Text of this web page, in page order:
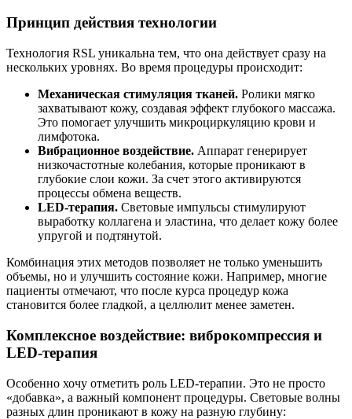
Принцип действия технологии
Технология RSL уникальна тем, что она действует сразу на
нескольких уровнях. Во время процедуры происходит:
Механическая стимуляция тканей. Ролики мягко
захватывают кожу, создавая эффект глубокого массажа.
Это помогает улучшить микроциркуляцию крови и
лимфотока.
Вибрационное воздействие. Аппарат генерирует
низкочастотные колебания, которые проникают в
глубокие слои кожи. За счет этого активируются
процессы обмена веществ.
LED-терапия. Световые импульсы стимулируют
выработку коллагена и эластина, что делает кожу более
упругой и подтянутой.
Комбинация этих методов позволяет не только уменьшить
объемы, но и улучшить состояние кожи. Например, многие
пациенты отмечают, что после курса процедур кожа
становится более гладкой, а целлюлит менее заметен.
Комплексное воздействие: виброкомпрессия и
LED-терапия
Особенно хочу отметить роль LED-терапии. Это не просто
«добавка», а важный компонент процедуры. Световые волны
разных длин проникают в кожу на разную глубину: